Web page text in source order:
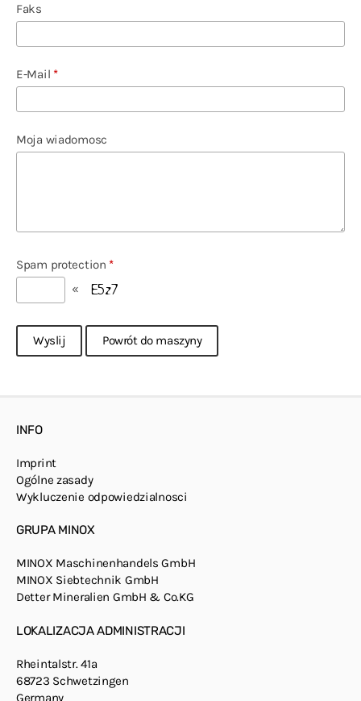
Faks
E-Mail *
Moja wiadomosc
Spam protection *
«
INFO
Imprint
Ogólne zasady
Wykluczenie odpowiedzialnosci
GRUPA MINOX
MINOX Maschinenhandels GmbH
MINOX Siebtechnik GmbH
Detter Mineralien GmbH & Co.KG
LOKALIZACJA ADMINISTRACJI
Rheintalstr. 41a
68723 Schwetzingen
Germany